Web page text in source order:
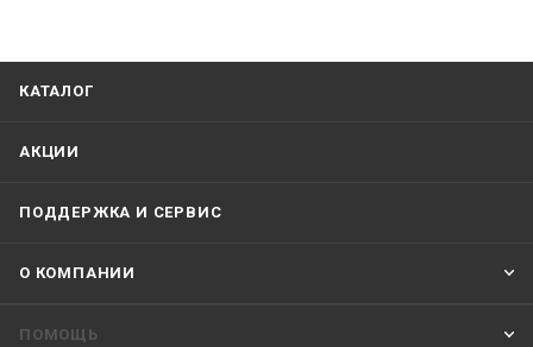
КАТАЛОГ
АКЦИИ
ПОДДЕРЖКА И СЕРВИС
О КОМПАНИИ
ПОМОЩЬ